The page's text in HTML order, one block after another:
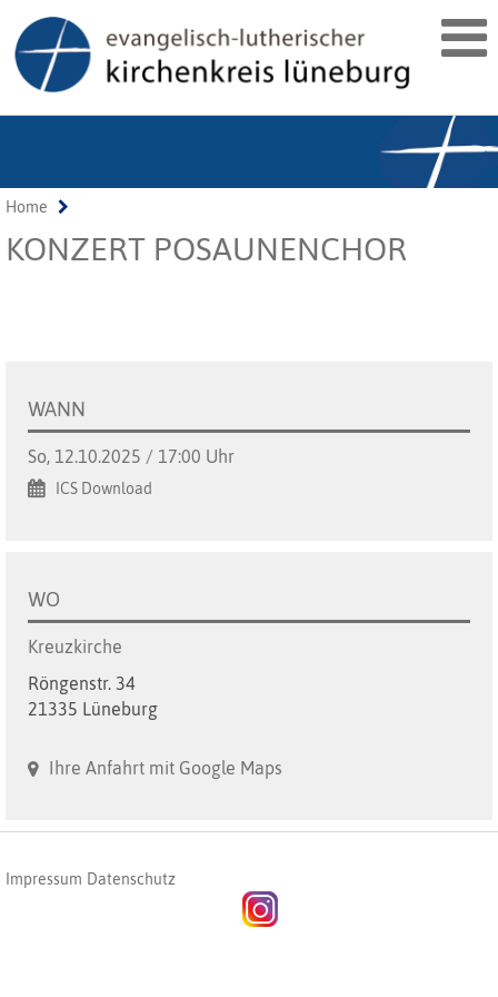
Home
KONZERT POSAUNENCHOR
WANN
So, 12.10.2025 / 17:00 Uhr
ICS Download
WO
Kreuzkirche
Röngenstr. 34
21335 Lüneburg
Ihre Anfahrt mit Google Maps
Impressum Datenschutz